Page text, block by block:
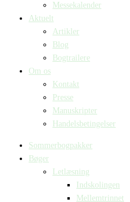
Messekalender
Aktuelt
Artikler
Blog
Bogtrailere
Om os
Kontakt
Presse
Manuskripter
Handelsbetingelser
Sommerbogpakker
Bøger
Letlæsning
Indskolingen
Mellemtrinnet